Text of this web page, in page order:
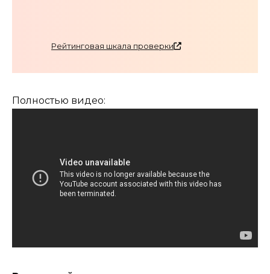
Рейтинговая шкала проверки
Полностью видео: